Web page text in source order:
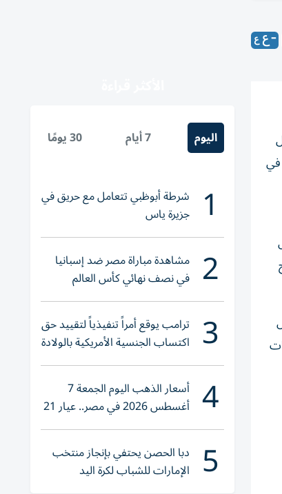
في
لتصبح
اليوم 7 أيام 30 يومًا
1 شرطة أبوظبي تتعامل مع حريق في
جزيرة ياس
2 مشاهدة مباراة مصر ضد إسبانيا
في نصف نهائي كأس العالم
لناشئات اليد 2026
3 ترامب يوقع أمراً تنفيذياً لتقييد حق
اكتساب الجنسية الأمريكية بالولادة
4 أسعار الذهب اليوم الجمعة 7
أغسطس 2026 في مصر.. عيار 21
يقترب من هذا الرقم
5 دبا الحصن يحتفي بإنجاز منتخب
الإمارات للشباب لكرة اليد